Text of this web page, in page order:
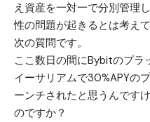
え資産を一対一で分別管理
性の問題が起きるとは考えて
次の質問です。
ここ数日の間にBybitのプラ
イーサリアムで30%APYの
ーンチされたと思うんです
のですか？